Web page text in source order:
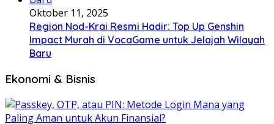
Oktober 11, 2025
Region Nod-Krai Resmi Hadir: Top Up Genshin
Impact Murah di VocaGame untuk Jelajah Wilayah
Baru
Ekonomi & Bisnis